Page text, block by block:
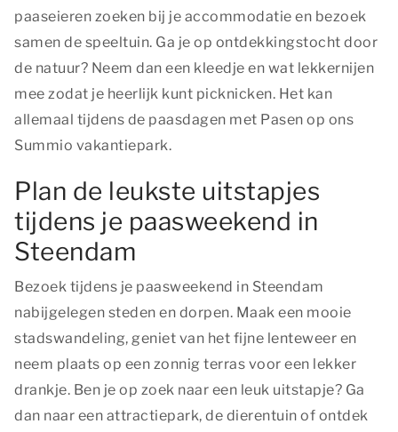
paaseieren zoeken bij je accommodatie en bezoek
samen de speeltuin. Ga je op ontdekkingstocht door
de natuur? Neem dan een kleedje en wat lekkernijen
mee zodat je heerlijk kunt picknicken. Het kan
allemaal tijdens de paasdagen met Pasen op ons
Summio vakantiepark.
Plan de leukste uitstapjes
tijdens je paasweekend in
Steendam
Bezoek tijdens je paasweekend in Steendam
nabijgelegen steden en dorpen. Maak een mooie
stadswandeling, geniet van het fijne lenteweer en
neem plaats op een zonnig terras voor een lekker
drankje. Ben je op zoek naar een leuk uitstapje? Ga
dan naar een attractiepark, de dierentuin of ontdek